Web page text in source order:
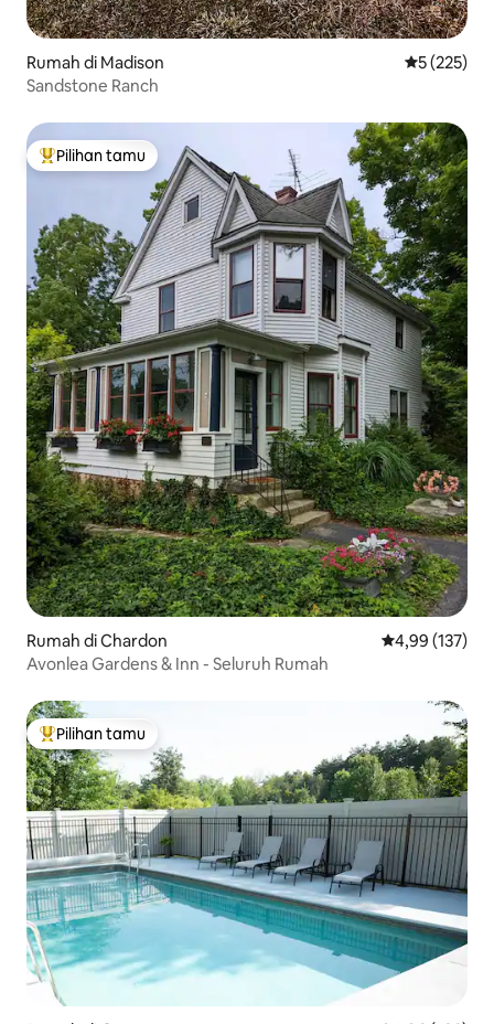
Rumah di Madison Nilai rata-
5 (225)
Sandstone Ranch
Pilihan tamu terpopuler
Pilihan tamu
Rumah di Chardon Nilai rata-rata
4,99 (137)
Avonlea Gardens & Inn - Seluruh Rumah
Pilihan tamu terpopuler
Pilihan tamu